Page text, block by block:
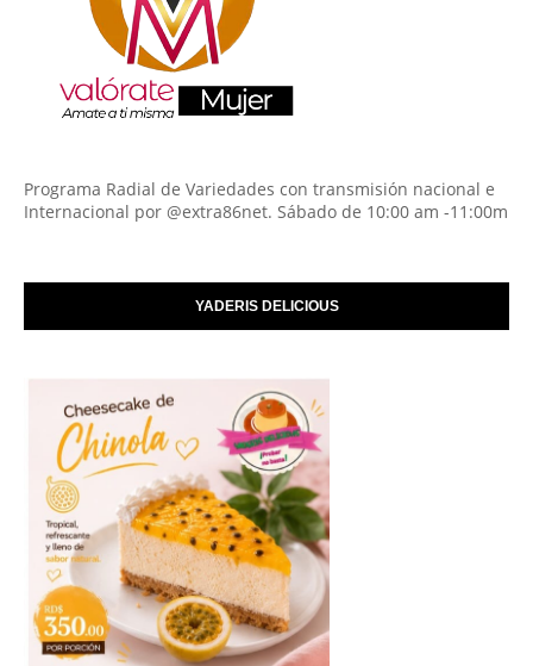
Programa Radial de Variedades con transmisión nacional e
Internacional por @extra86net. Sábado de 10:00 am -11:00m
YADERIS DELICIOUS